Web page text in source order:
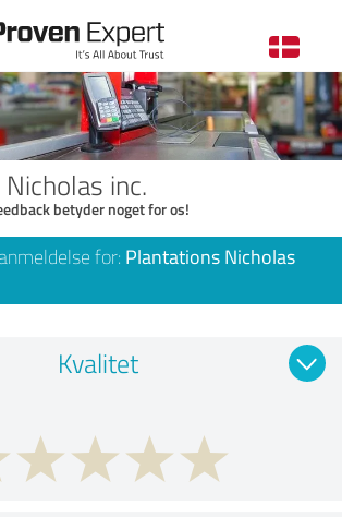
inc.
betyder noget for os!
for: Plantations Nicholas
Kvalitet